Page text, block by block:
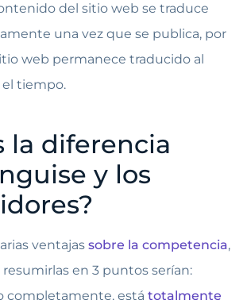
del sitio web se traduce
una vez que se publica, por
web permanece traducido al
el tiempo.
la diferencia
y los
ventajas sobre la competencia,
resumirlas en 3 puntos serían:
completamente, está totalmente